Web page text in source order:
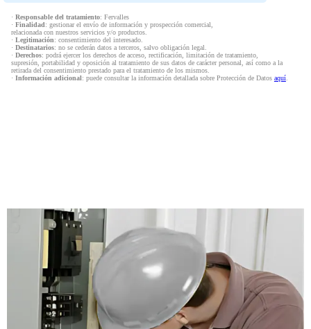
· Responsable del tratamiento: Fervalles
· Finalidad: gestionar el envío de información y prospección comercial,
relacionada con nuestros servicios y/o productos.
· Legitimación: consentimiento del interesado.
· Destinatarios: no se cederán datos a terceros, salvo obligación legal.
· Derechos: podrá ejercer los derechos de acceso, rectificación, limitación de tratamiento,
supresión, portabilidad y oposición al tratamiento de sus datos de carácter personal, así como a la
retirada del consentimiento prestado para el tratamiento de los mismos.
· Información adicional: puede consultar la información detallada sobre Protección de Datos aquí.